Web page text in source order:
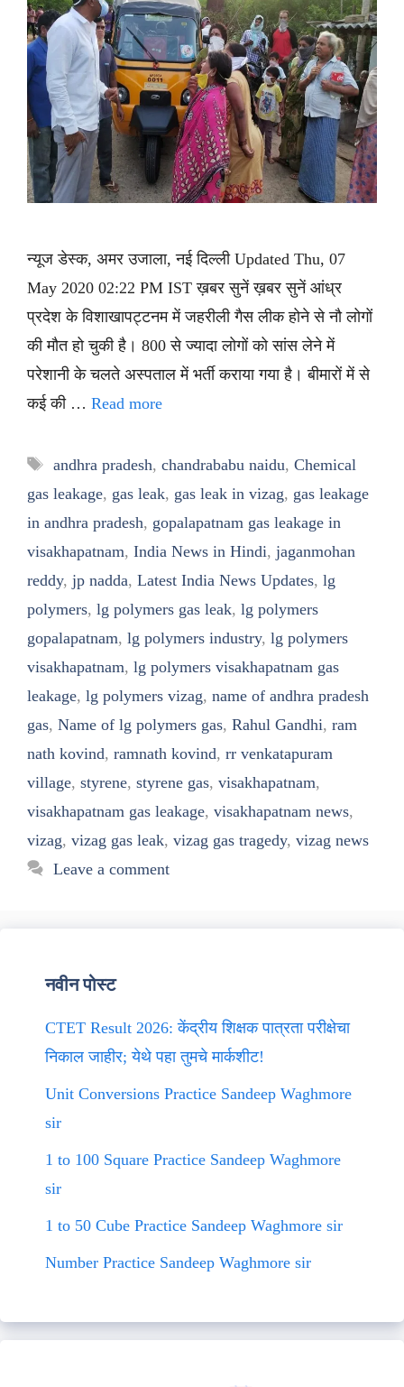
न्यूज डेस्क, अमर उजाला, नई दिल्ली Updated Thu, 07
May 2020 02:22 PM IST ख़बर सुनें ख़बर सुनें आंध्र
प्रदेश के विशाखापट्टनम में जहरीली गैस लीक होने से नौ लोगों
की मौत हो चुकी है। 800 से ज्यादा लोगों को सांस लेने में
परेशानी के चलते अस्पताल में भर्ती कराया गया है। बीमारों में से
कई की … Read more
Tags
andhra pradesh, chandrababu naidu, Chemical
gas leakage, gas leak, gas leak in vizag, gas leakage
in andhra pradesh, gopalapatnam gas leakage in
visakhapatnam, India News in Hindi, jaganmohan
reddy, jp nadda, Latest India News Updates, lg
polymers, lg polymers gas leak, lg polymers
gopalapatnam, lg polymers industry, lg polymers
visakhapatnam, lg polymers visakhapatnam gas
leakage, lg polymers vizag, name of andhra pradesh
gas, Name of lg polymers gas, Rahul Gandhi, ram
nath kovind, ramnath kovind, rr venkatapuram
village, styrene, styrene gas, visakhapatnam,
visakhapatnam gas leakage, visakhapatnam news,
vizag, vizag gas leak, vizag gas tragedy, vizag news
Leave a comment
नवीन पोस्ट
CTET Result 2026: केंद्रीय शिक्षक पात्रता परीक्षेचा
निकाल जाहीर; येथे पहा तुमचे मार्कशीट!
Unit Conversions Practice Sandeep Waghmore
sir
1 to 100 Square Practice Sandeep Waghmore
sir
1 to 50 Cube Practice Sandeep Waghmore sir
Number Practice Sandeep Waghmore sir